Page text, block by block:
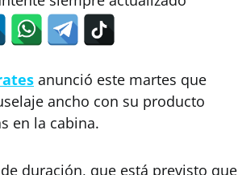
anunció este martes que
ancho con su producto
en la cabina.
duración, que está previsto que